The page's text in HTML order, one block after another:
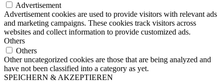
Advertisement
Advertisement cookies are used to provide visitors with relevant ads
and marketing campaigns. These cookies track visitors across
websites and collect information to provide customized ads.
Others
Others
Other uncategorized cookies are those that are being analyzed and
have not been classified into a category as yet.
SPEICHERN & AKZEPTIEREN